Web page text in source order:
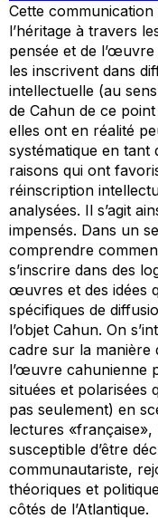
Cette
l’héritage à travers
pensée et de
les inscrivent dans
intellectuelle (au
de Cahun de ce
elles ont en réalité
systématique en tant
raisons qui ont
réinscription
analysées. Il s’agit
impensés. Dans un
comprendre
s’inscrire dans des
œuvres et des idées
spécifiques de
l’objet Cahun. On
cadre sur la manière
l’œuvre cahunienne
situées et polarisées
pas seulement) en
lectures «française»,
susceptible d’être
communautariste,
théoriques et
côtés de l’Atlantique.